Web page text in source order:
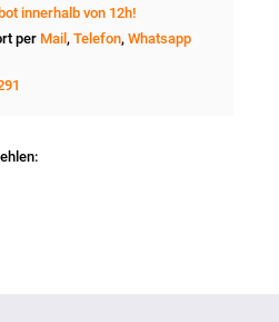
innerhalb von 12h!
per Mail , Telefon, Whatsapp